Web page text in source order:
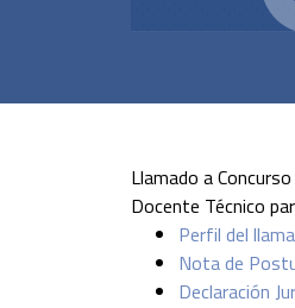
Llamado a
Docente Técnico
Perfil del
Nota de
Declaración